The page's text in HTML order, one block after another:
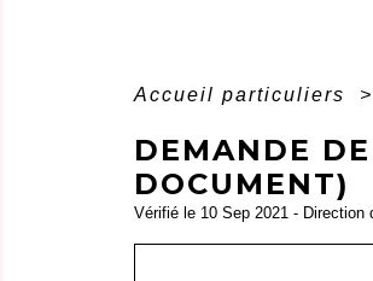
Accueil particuliers >
DEMANDE
DOCUMENT)
Vérifié le 10 Sep 2021 - Direction